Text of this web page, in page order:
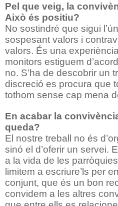
Pel que veig, la
Això és positiu?
No sostindré que sigui
sospesant valors i
valors. És una
monitors estiguem
no. S’ha de descobrir un
discreció es procura que
tothom sense cap mena
En acabar la
queda?
El nostre treball no és
sinó el d’oferir un servei.
a la vida de les
limitem a escriure’ls per
conjunt, que és un bon
convidem a les altres